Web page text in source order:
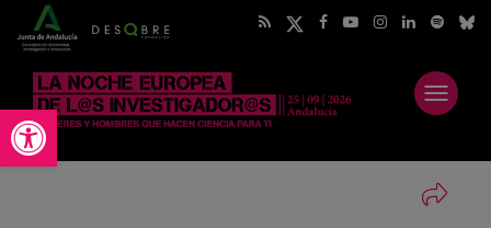
Abrir barra de herramientas
Abrir
menú